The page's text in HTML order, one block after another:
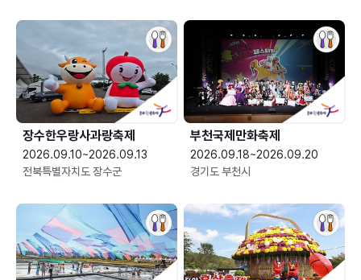
장수한우랑사과랑축제
2026.09.10~2026.09.13
전북특별자치도 장수군
부천국제만화축제
2026.09.18~2026.09.20
경기도 부천시